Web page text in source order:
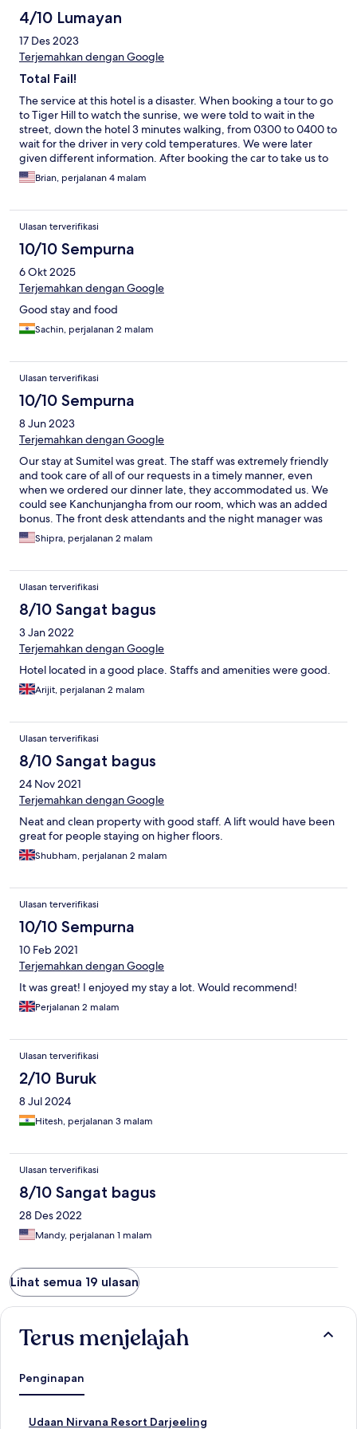
4/10 Lumayan
17 Des 2023
Terjemahkan dengan Google
Total Fail!
The service at this hotel is a disaster. When booking a tour to go
to Tiger Hill to watch the sunrise, we were told to wait in the
street, down the hotel 3 minutes walking, from 0300 to 0400 to
wait for the driver in very cold temperatures. We were later
given different information. After booking the car to take us to
the railway station, there was no note in the system about the
booking or the payment. This was sorted out however at thst
never informed of the departure time. They did provide a
heater in the room as there is no heat in the hotel and we were
there mid December. Room was large. The restaurant is
horrible, wouldnt recommend. Bad food, cant pay by card as
machine doesnt work. Cant pay by cash as no change. Staff are
completely not trained and for this reason i would not
and unfortuntely there werent any at this hotel with tge
exception of the night desk clerk. Very nice young man.
Brian, perjalanan 4 malam
Ulasan terverifikasi
10/10 Sempurna
6 Okt 2025
Terjemahkan dengan Google
Good stay and food
Sachin, perjalanan 2 malam
Ulasan terverifikasi
10/10 Sempurna
8 Jun 2023
Terjemahkan dengan Google
Our stay at Sumitel was great. The staff was extremely friendly
and took care of all of our requests in a timely manner, even
when we ordered our dinner late, they accommodated us. We
could see Kanchunjangha from our room, which was an added
bonus. The front desk attendants and the night manager was
also very friendly, including the kitchen staff Pranesh, Lakpa and
Sovana. The only room for improvement I would suggest is Wifi,
Shipra, perjalanan 2 malam
Ulasan terverifikasi
8/10 Sangat bagus
3 Jan 2022
Terjemahkan dengan Google
Hotel located in a good place. Staffs and amenities were good.
Arijit, perjalanan 2 malam
Ulasan terverifikasi
8/10 Sangat bagus
24 Nov 2021
Terjemahkan dengan Google
Neat and clean property with good staff. A lift would have been
great for people staying on higher floors.
Shubham, perjalanan 2 malam
Ulasan terverifikasi
10/10 Sempurna
10 Feb 2021
Terjemahkan dengan Google
It was great! I enjoyed my stay a lot. Would recommend!
Perjalanan 2 malam
Ulasan terverifikasi
2/10 Buruk
8 Jul 2024
Hitesh, perjalanan 3 malam
Ulasan terverifikasi
8/10 Sangat bagus
28 Des 2022
Mandy, perjalanan 1 malam
Lihat semua 19 ulasan
Terus menjelajah
Penginapan
Udaan Nirvana Resort Darjeeling
T